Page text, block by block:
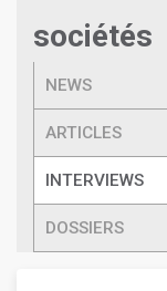
sociétés
NEWS
ARTICLES
INTERVIEWS
DOSSIERS